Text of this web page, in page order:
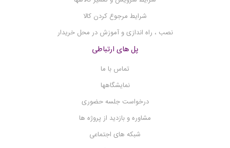
شرایط مرجوع کردن کالا
نصب ، راه اندازی و آموزش در محل خریدار
پل های ارتباطی
تماس با ما
نمایشگاهها
درخواست جلسه حضوری
مشاوره و بازدید از پروژه ها
شبکه های اجتماعی